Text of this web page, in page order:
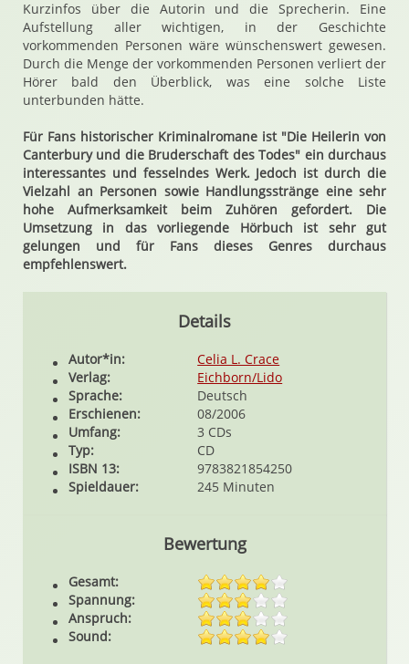
Kurzinfos über die Autorin und die Sprecherin. Eine
Aufstellung aller wichtigen, in der Geschichte
vorkommenden Personen wäre wünschenswert gewesen.
Durch die Menge der vorkommenden Personen verliert der
Hörer bald den Überblick, was eine solche Liste
unterbunden hätte.
Für Fans historischer Kriminalromane ist "Die Heilerin von
Canterbury und die Bruderschaft des Todes" ein durchaus
interessantes und fesselndes Werk. Jedoch ist durch die
Vielzahl an Personen sowie Handlungsstränge eine sehr
hohe Aufmerksamkeit beim Zuhören gefordert. Die
Umsetzung in das vorliegende Hörbuch ist sehr gut
gelungen und für Fans dieses Genres durchaus
empfehlenswert.
Details
Autor*in:
Celia L. Crace
Verlag:
Eichborn/Lido
Sprache:
Deutsch
Erschienen:
08/2006
Umfang:
3 CDs
Typ:
CD
ISBN 13:
9783821854250
Spieldauer:
245 Minuten
Bewertung
Gesamt:
Spannung:
Anspruch:
Sound: